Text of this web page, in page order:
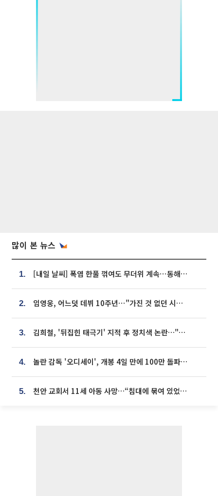
많이 본 뉴스
1. [내일 날씨] 폭염 한풀 꺾여도 무더위 계속⋯동해안 이틀 연속 비
2. 임영웅, 어느덧 데뷔 10주년⋯"가진 것 없던 시절, 내 앞엔 20명의 팬뿐"
3. 김희철, '뒤집힌 태극기' 지적 후 정치색 논란…"좌우 떠나 우리나라 국기"
4. 놀란 감독 '오디세이', 개봉 4일 만에 100만 돌파⋯'왕사남' 보다 빠르다
5. 천안 교회서 11세 아동 사망…“침대에 묶여 있었다” 진술 확보